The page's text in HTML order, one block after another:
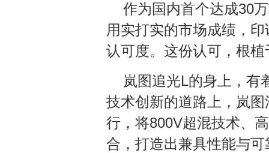
作为国内首个达成30
用实打实的市场成绩，
认可度。这份认可，根
岚图追光L的身上，有
技术创新的道路上，岚
行，将800V超混技术、
合，打造出兼具性能与